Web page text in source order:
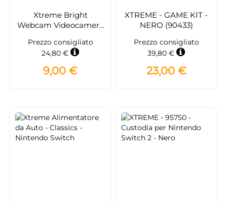
Xtreme Bright
Webcam Videocamera
Tutti i sistemi operativi
33856
Prezzo consigliato
24,80 €
9,00 €
XTREME - GAME KIT -
NERO (90433)
Prezzo consigliato
39,80 €
23,00 €